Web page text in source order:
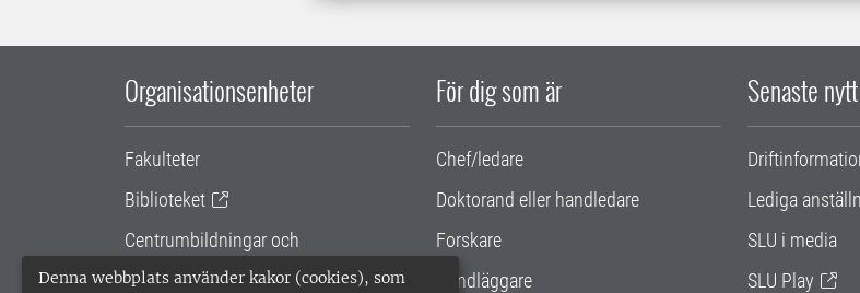
Denna webbplats använder kakor (cookies), som
Organisationsenheter
Fakulteter
Biblioteket
Centrumbildningar och
samarbetsprojekt
För dig som är
Chef/ledare
Doktorand eller handledare
Forskare
Handläggare
Senaste
Lediga
SLU i media
SLU Play